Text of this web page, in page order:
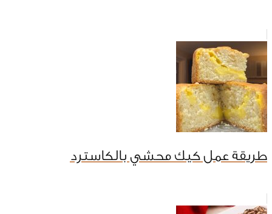
طريقة عمل كيك محشي بالكاسترد